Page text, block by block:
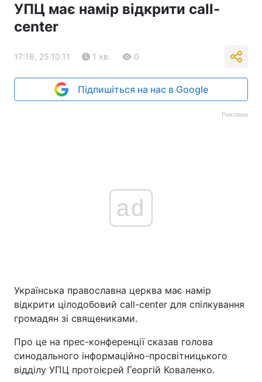
УПЦ має намір відкрити call-
center
17:16, 25.10.11 1 хв. 0
Підпишіться на нас в Google
Реклама
ad
Українська православна церква має намір
відкрити цілодобовий call-center для спілкування
громадян зі священиками.
Про це на прес-конференції сказав голова
синодального інформаційно-просвітницького
відділу УПЦ протоієрей Георгій Коваленко.